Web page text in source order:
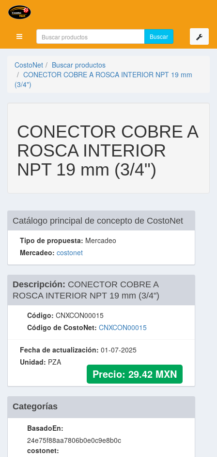
Mostrar menú
CostoNet
Buscar productos
CONECTOR COBRE A ROSCA INTERIOR NPT 19 mm
(3/4")
CONECTOR COBRE A
ROSCA INTERIOR
NPT 19 mm (3/4")
Catálogo principal de concepto de CostoNet
Tipo de propuesta: Mercadeo
Mercadeo: costonet
Descripción: CONECTOR COBRE A
ROSCA INTERIOR NPT 19 mm (3/4")
Código: CNXCON00015
Código de CostoNet: CNXCON00015
Fecha de actualización: 01-07-2025
Unidad: PZA
Precio: 29.42 MXN
Categorías
BasadoEn:
24e75f88aa7806b0e0c9e8b0c
costonet: